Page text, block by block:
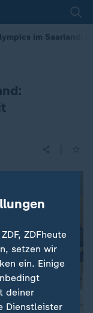
im Saarland:
ZDFheute
setzen wir
ein. Einige
deiner
Dienstleister